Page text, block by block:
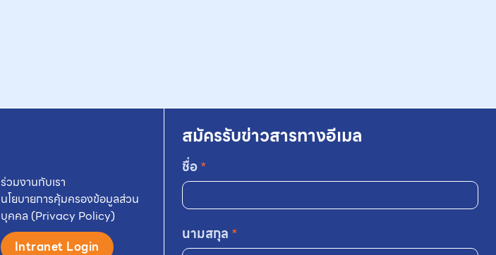
ร่วมงานกับเรา
นโยบายการคุ้มครองข้อมูลส่วน
บุคคล (Privacy Policy)
Intranet Login
สมัครรับข่าวสารทางอีเมล
ชื่อ*
นามสกุล *